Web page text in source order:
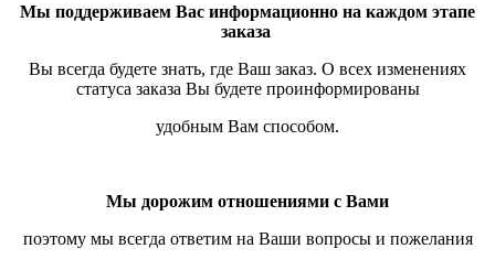
Мы поддерживаем Вас информационно на каждом этапе
заказа
Вы всегда будете знать, где Ваш заказ. О всех изменениях
статуса заказа Вы будете проинформированы
удобным Вам способом.
Мы дорожим отношениями с Вами
поэтому мы всегда ответим на Ваши вопросы и пожелания